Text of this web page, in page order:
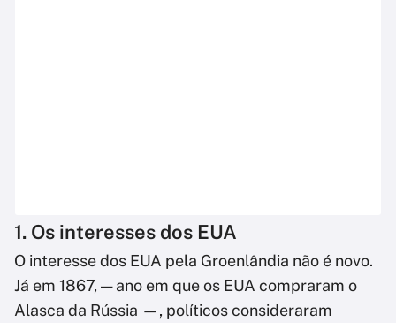
1. Os interesses dos EUA
O interesse dos EUA pela Groenlândia não é novo.
Já em 1867, — ano em que os EUA compraram o
Alasca da Rússia —, políticos consideraram